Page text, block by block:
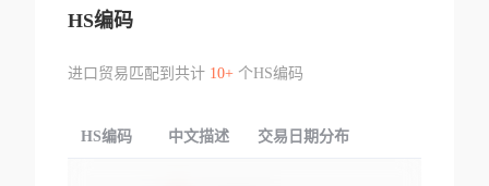
HS编码
进口贸易匹配到共计 10+个HS编码
HS编码 中文描述 交易日期分布